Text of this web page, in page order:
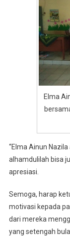
Elma
“Elma Ainun
alhamdulilah bisa
apresiasi.
Semoga, harap
motivasi kepada
dari mereka
yang setengah